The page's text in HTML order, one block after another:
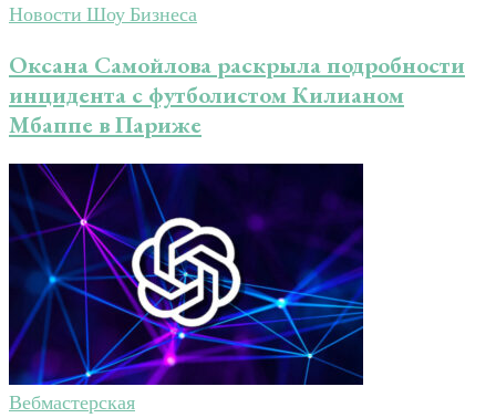
Новости Шоу Бизнеса
Оксана Самойлова раскрыла подробности
инцидента с футболистом Килианом
Мбаппе в Париже
Вебмастерская